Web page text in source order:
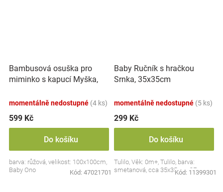
Bambusová osuška pro
miminko s kapucí Myška,
momentálně nedostupné (4 ks)
599 Kč
Do košíku
barva: růžová, velikost: 100x100cm,
Baby Ono
Kód: 47021701
Baby Ručník s hračkou
Srnka, 35x35cm
momentálně nedostupné (5 ks)
299 Kč
Do košíku
Tulilo, Věk: 0m+, Tulilo, barva:
smetanová, cca 35x35cm, CE
Kód: 11399301